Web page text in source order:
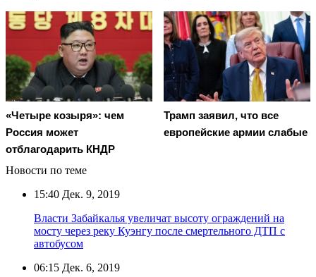
«Четыре козыря»: чем
Россия может
отблагодарить КНДР
Трамп заявил, что все
европейские армии слабые
Новости по теме
15:40 Дек. 9, 2019
Власти Забайкалья увеличат высоту ограждений на
мосту через реку Куэнгу после смертельного ДТП с
автобусом
06:15 Дек. 6, 2019